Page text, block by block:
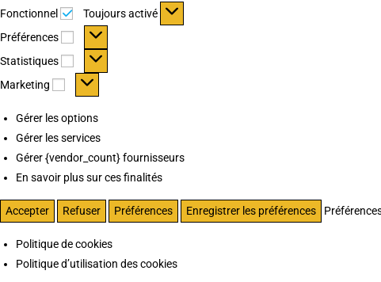
Fonctionnel Fonctionnel
Toujours activé
Préférences
Préférences
Statistiques Statistiques
Marketing Marketing
Gérer les options
Gérer les services
Gérer {vendor_count} fournisseurs
En savoir plus sur ces finalités
Accepter Refuser Préférences Enregistrer les préférences
Politique de cookies
Politique d’utilisation des cookies